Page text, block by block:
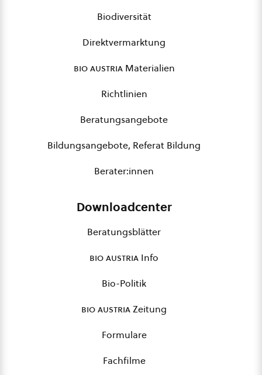
Biodiversität
Direktvermarktung
bio austriaMaterialien
Richtlinien
Beratungsangebote
Bildungsangebote, Referat Bildung
Berater:innen
Downloadcenter
Beratungsblätter
bio austria Info
Bio-Politik
bio austriaZeitung
Formulare
Fachfilme